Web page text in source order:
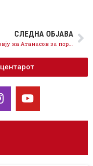
СЛЕДНА ОБЈАВА